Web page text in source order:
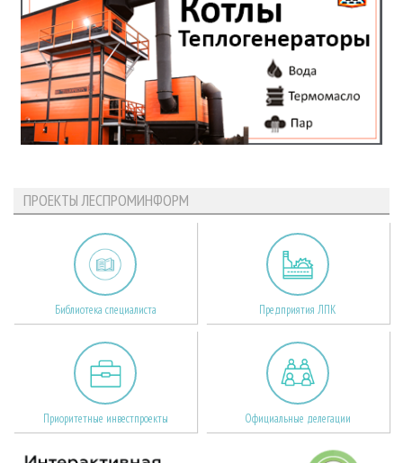
ПРОЕКТЫ ЛЕСПРОМИНФОРМ
Библиотека специалиста Предприятия ЛПК
Приоритетные инвестпроекты Официальные делегации